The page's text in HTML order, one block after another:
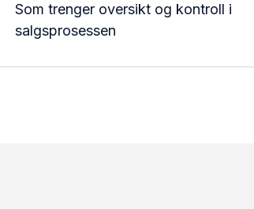
Som trenger oversikt og kontroll i
salgsprosessen